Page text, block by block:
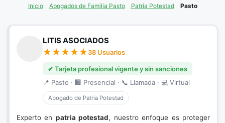
Inicio Abogados de Familia Pasto Patria Potestad Pasto
LITIS ASOCIADOS
38 Usuarios
✔ Tarjeta profesional vigente y sin sanciones
📍 Pasto · 🏢 Presencial · 📞 Llamada · 💻 Virtual
Abogado de Patria Potestad
Experto en patria potestad, nuestro enfoque es proteger